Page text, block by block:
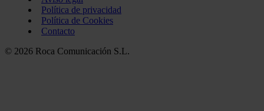
Política de privacidad
Política de Cookies
Contacto
© 2026 Roca Comunicación S.L.